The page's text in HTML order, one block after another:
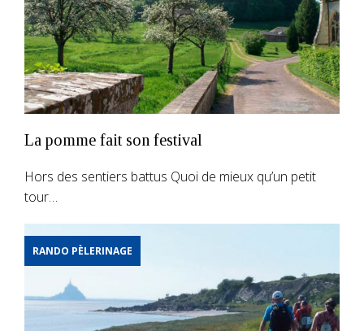
La pomme fait son festival
Hors des sentiers battus Quoi de mieux qu’un petit
tour…
RANDO PÈLERINAGE